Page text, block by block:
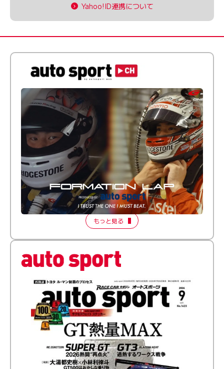
Yahoo!ID連携について
倒す相手を、信じてる。小林利徠斗 × 野村勇斗
【FORMATION LAP Produced by auto sport】
2026 Episode 2
もっと見る